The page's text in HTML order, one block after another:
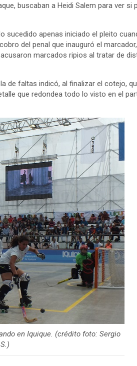
buscaban a Heidi Salem para ver si
sucedido apenas iniciado el pleito
del penal que inauguró el
marcados ripios al tratar de
de faltas indicó, al finalizar el cotejo,
que redondea todo lo visto en el
en Iquique. (crédito foto: Sergio